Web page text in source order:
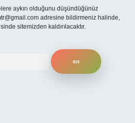
aykırı olduğunu düşündüğünüz
adresine bildirmeniz halinde,
sitemizden kaldırılacaktır.